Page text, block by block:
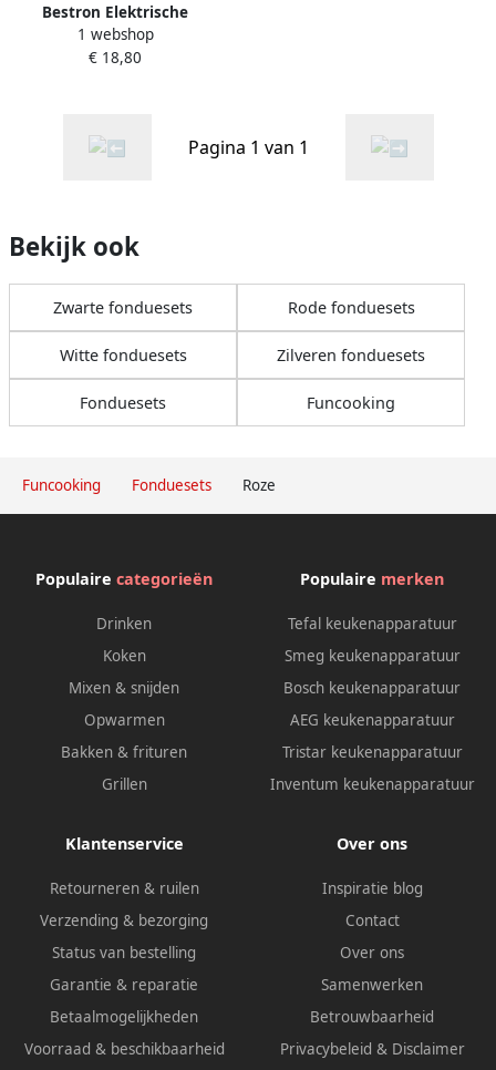
Funcooking Fonduesets Roze
Bestron Elektrische
fonduepan DCM043P
inclusief 10x spiesjes 10x
1 webshop
€ 18,80
Pagina 1 van 1
Bekijk ook
Zwarte fonduesets Rode fonduesets
Witte fonduesets Zilveren fonduesets
Fonduesets Funcooking
Populaire categorieën
Drinken
Koken
Mixen & snijden
Opwarmen
Bakken & frituren
Grillen
Populaire merken
Tefal keukenapparatuur
Smeg keukenapparatuur
Bosch keukenapparatuur
AEG keukenapparatuur
Tristar keukenapparatuur
Inventum keukenapparatuur
Klantenservice
Retourneren & ruilen
Verzending & bezorging
Status van bestelling
Garantie & reparatie
Betaalmogelijkheden
Voorraad & beschikbaarheid
Over ons
Inspiratie blog
Contact
Over ons
Samenwerken
Betrouwbaarheid
Privacybeleid & Disclaimer